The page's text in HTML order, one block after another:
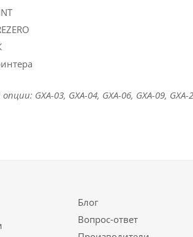
GXA-03, GXA-04, GXA-06, GXA-09, GXA-
Блог
Вопрос-ответ